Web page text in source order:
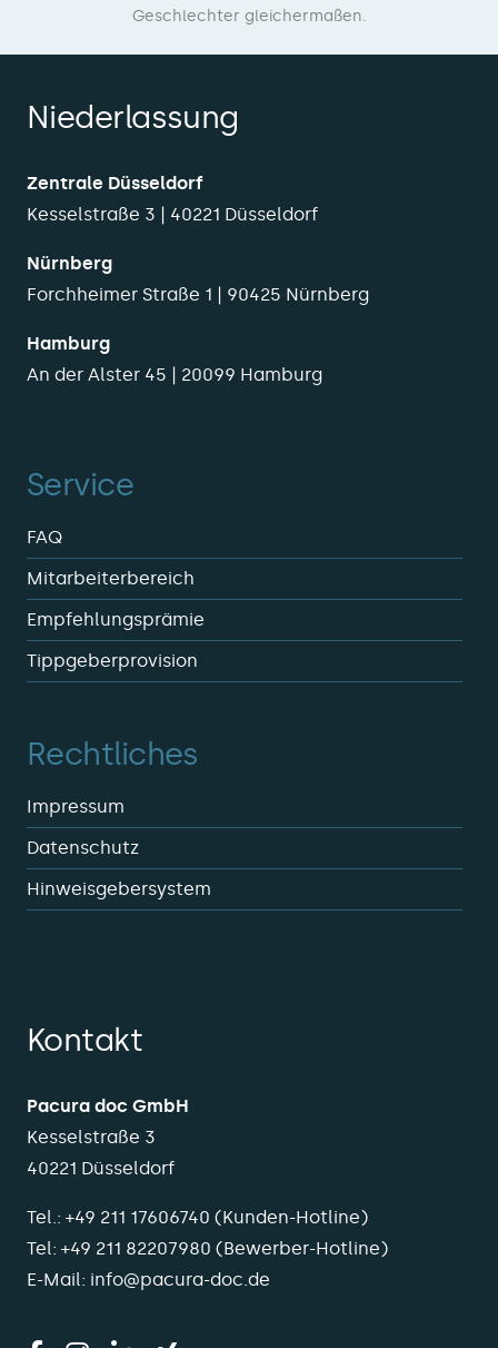
Geschlechter gleichermaßen.
Niederlassung
Zentrale Düsseldorf
Kesselstraße 3 | 40221 Düsseldorf
Nürnberg
Forchheimer Straße 1 | 90425 Nürnberg
Hamburg
An der Alster 45 | 20099 Hamburg
Service
FAQ
Mitarbeiterbereich
Empfehlungsprämie
Tippgeberprovision
Rechtliches
Impressum
Datenschutz
Hinweisgebersystem
Kontakt
Pacura doc GmbH
Kesselstraße 3
40221 Düsseldorf
Tel.: +49 211 17606740 (Kunden-Hotline)
Tel: +49 211 82207980 (Bewerber-Hotline)
E-Mail: info@pacura-doc.de